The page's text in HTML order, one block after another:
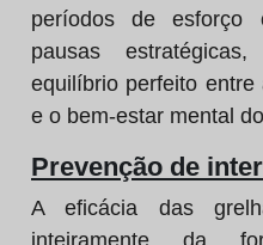
períodos de esforço
pausas
equilíbrio perfeito entre
e o bem-estar mental
Prevenção de
A eficácia das
inteiramente da